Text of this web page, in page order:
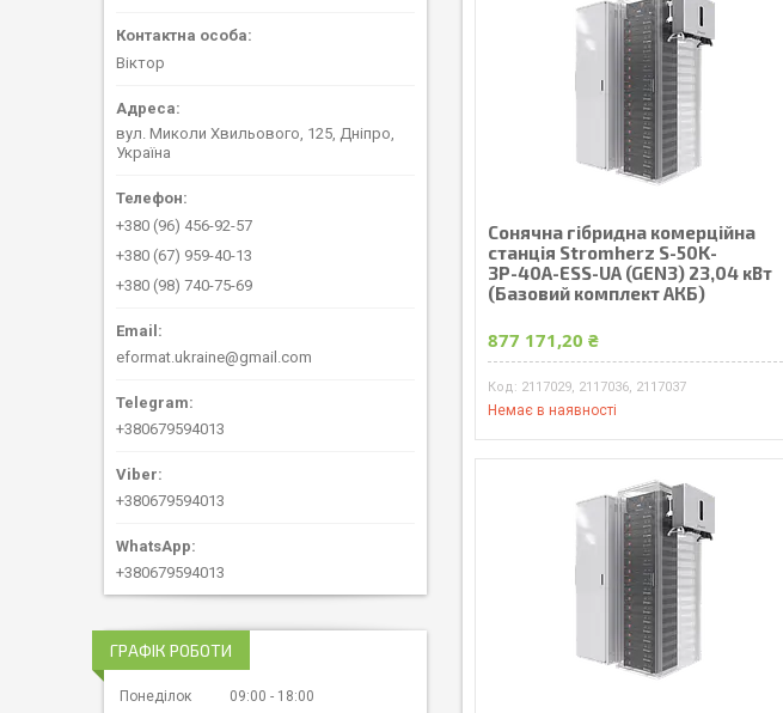
Сонячна гібридна комерційна
станція Stromherz S-50K-
3Р-40А-ESS-UA (GEN3) 23,04 кВт
(Базовий комплект АКБ)
877 171,20 ₴
2117029, 2117036, 2117037
Немає в наявності
Віктор
вул. Миколи Хвильового, 125, Дніпро,
Україна
+380 (96) 456-92-57
+380 (67) 959-40-13
+380 (98) 740-75-69
eformat.ukraine@gmail.com
+380679594013
+380679594013
+380679594013
ГРАФІК РОБОТИ
Понеділок 09:00
18:00